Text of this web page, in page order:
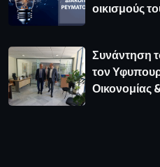
οικισμούς
Συνάντηση
τον
Οικονομίας